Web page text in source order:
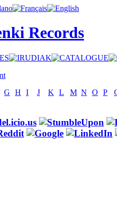
Records
G H I J K L M N O P